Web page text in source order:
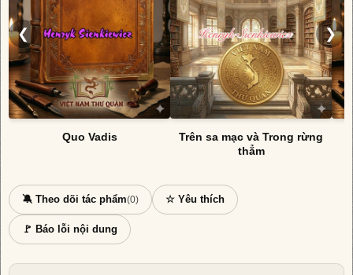
❮
Quo Vadis
Trên sa mạc và Trong rừng
thẳm
❯
🔕 Theo dõi tác phẩm(0) ☆ Yêu thích
🚩 Báo lỗi nội dung